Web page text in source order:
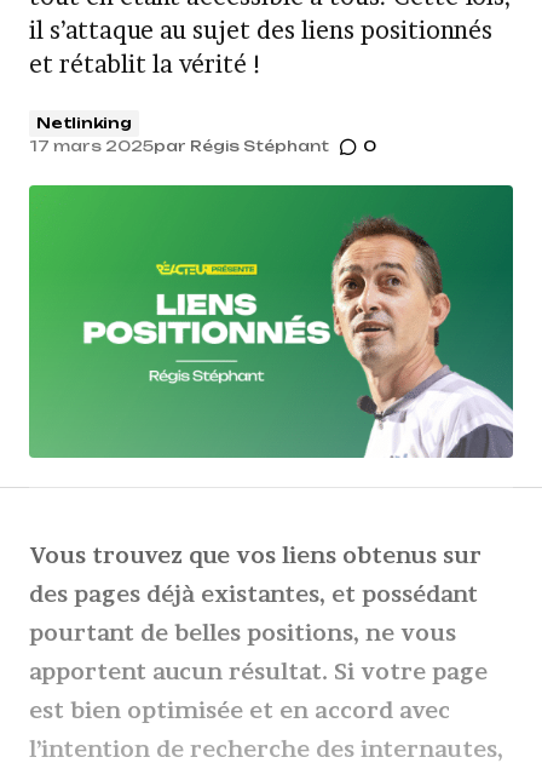
il s’attaque au sujet des liens positionnés
et rétablit la vérité !
Netlinking
17 mars 2025par Régis Stéphant 0
Vous trouvez que vos liens obtenus sur
des pages déjà existantes, et possédant
pourtant de belles positions, ne vous
apportent aucun résultat. Si votre page
est bien optimisée et en accord avec
l’intention de recherche des internautes,